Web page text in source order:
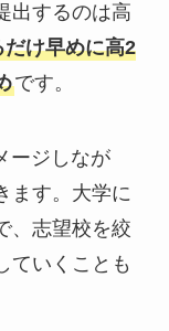
出するのは高
だけ早めに高2
です。
ージしなが
ます。大学に
、志望校を絞
ていくことも